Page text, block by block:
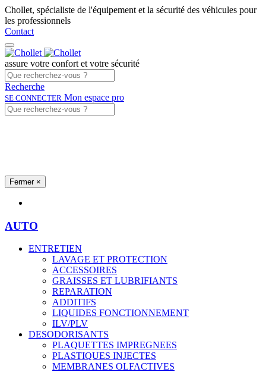
Chollet, spécialiste de l'équipement et la sécurité des véhicules pour
les professionnels
Contact
assure votre confort et votre sécurité
Recherche
SE CONNECTER Mon espace pro
Fermer ×
AUTO
ENTRETIEN
LAVAGE ET PROTECTION
ACCESSOIRES
GRAISSES ET LUBRIFIANTS
REPARATION
ADDITIFS
LIQUIDES FONCTIONNEMENT
ILV/PLV
DESODORISANTS
PLAQUETTES IMPREGNEES
PLASTIQUES INJECTES
MEMBRANES OLFACTIVES